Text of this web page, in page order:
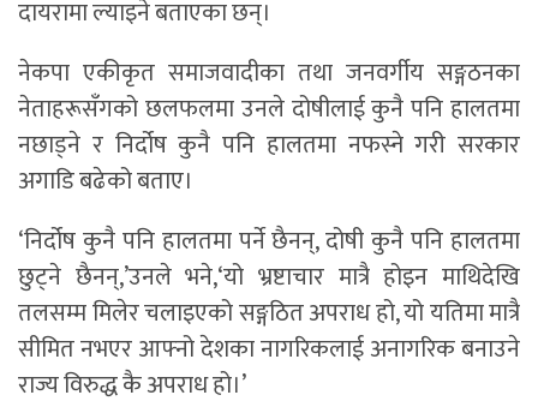
दायरामा ल्याइने बताएका छन्।
नेकपा एकीकृत समाजवादीका तथा जनवर्गीय सङ्गठनका
नेताहरूसँगको छलफलमा उनले दोषीलाई कुनै पनि हालतमा
नछाड्ने र निर्दोष कुनै पनि हालतमा नफस्ने गरी सरकार
अगाडि बढेको बताए।
‘निर्दोष कुनै पनि हालतमा पर्ने छैनन्, दोषी कुनै पनि हालतमा
छुट्ने छैनन्,’उनले भने,‘यो भ्रष्टाचार मात्रै होइन माथिदेखि
तलसम्म मिलेर चलाइएको सङ्गठित अपराध हो, यो यतिमा मात्रै
सीमित नभएर आफ्नो देशका नागरिकलाई अनागरिक बनाउने
राज्य विरुद्ध कै अपराध हो।’